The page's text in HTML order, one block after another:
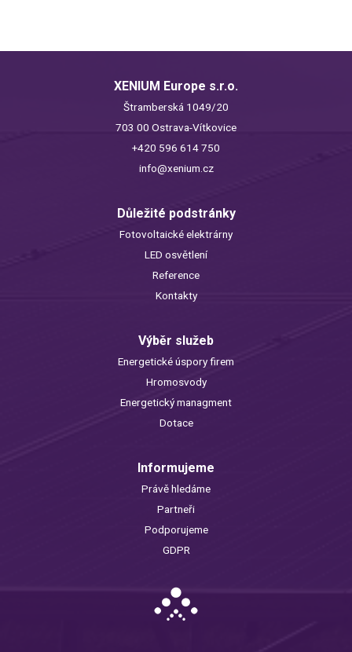
XENIUM Europe s.r.o.
Štramberská 1049/20
703 00 Ostrava-Vítkovice
+420 596 614 750
info@xenium.cz
Důležité podstránky
Fotovoltaické elektrárny
LED osvětlení
Reference
Kontakty
Výběr služeb
Energetické úspory firem
Hromosvody
Energetický managment
Dotace
Informujeme
Právě hledáme
Partneři
Podporujeme
GDPR